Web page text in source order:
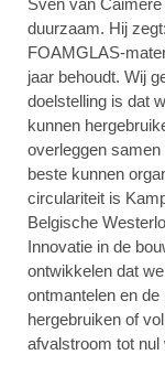
Sven van
duurzaam. Hij
FOAMGLAS-
jaar behoudt. Wij
doelstelling is dat
kunnen
overleggen
beste kunnen
circulariteit is
Belgische
Innovatie in de
ontwikkelen dat
ontmantelen en
hergebruiken of
afvalstroom tot nul